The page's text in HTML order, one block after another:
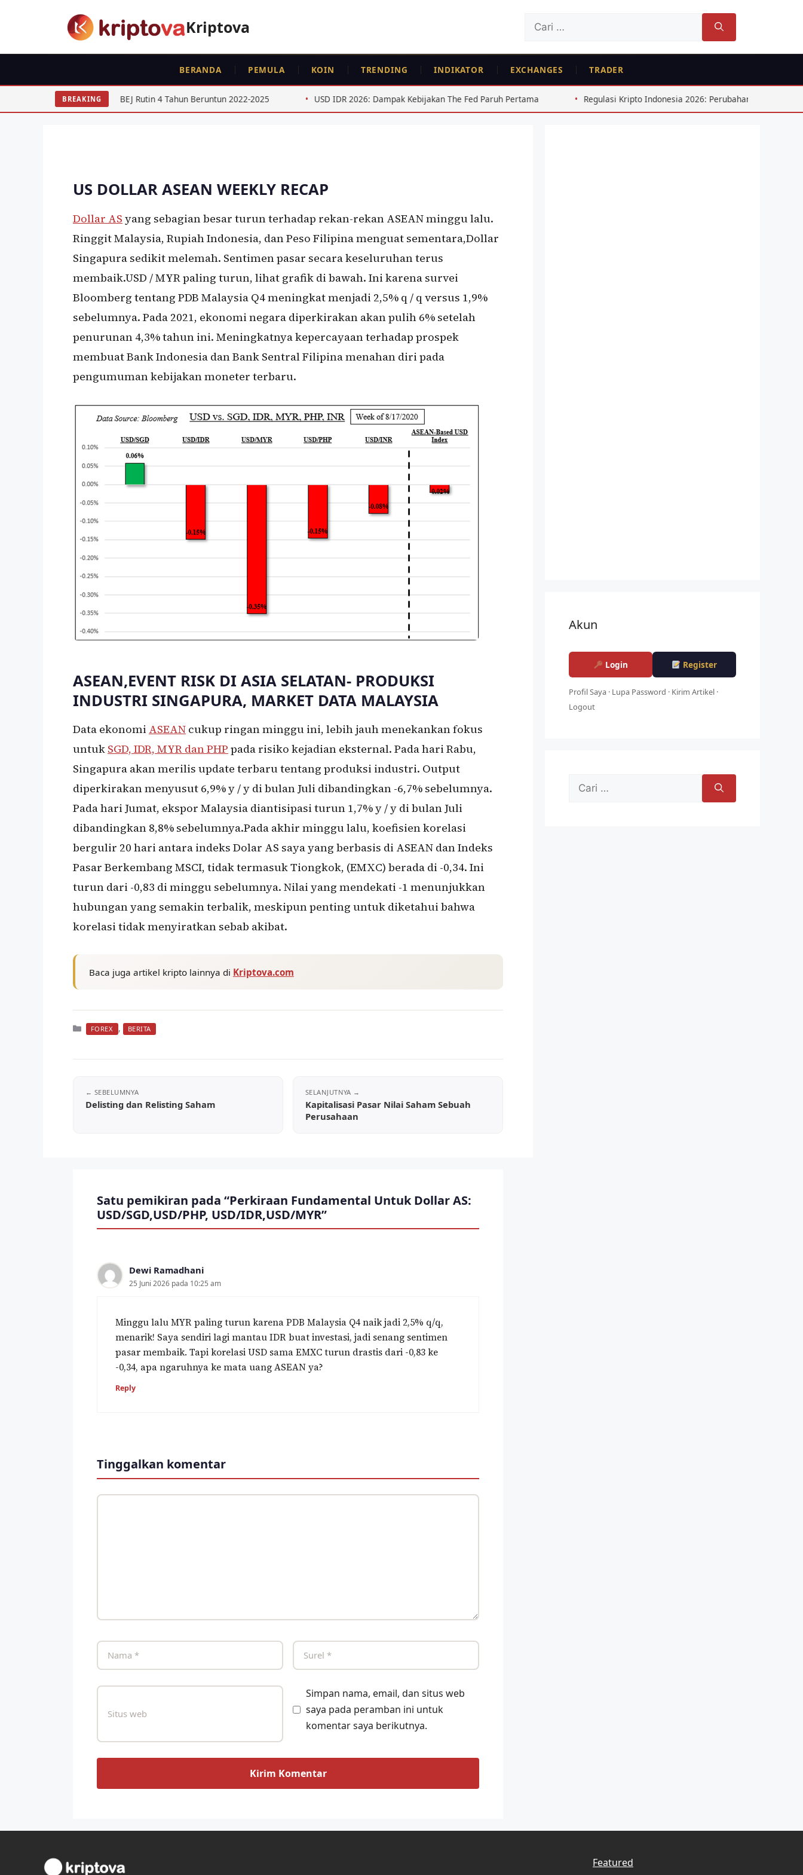
Kriptova
Cari
BERANDA PEMULA KOIN TRENDING INDIKATOR EXCHANGES TRADER
BREAKING
Tinggi BEJ Rutin 4 Tahun Beruntun 2022-2025 USD IDR 2026: Dampak Kebijakan The Fed Paruh Pertama Regulasi Kripto Indonesia 2026: Perubahan Penting untuk Trader
FOREX BERITA
Perkiraan Fundamental Untuk Dollar AS:
USD/SGD,USD/PHP, USD/IDR,USD/MYR
US DOLLAR ASEAN WEEKLY RECAP
Dollar AS yang sebagian besar turun terhadap rekan-rekan ASEAN minggu lalu.
Ringgit Malaysia, Rupiah Indonesia, dan Peso Filipina menguat sementara,Dollar
Singapura sedikit melemah. Sentimen pasar secara keseluruhan terus
membaik.USD / MYR paling turun, lihat grafik di bawah. Ini karena survei
Bloomberg tentang PDB Malaysia Q4 meningkat menjadi 2,5% q / q versus 1,9%
sebelumnya. Pada 2021, ekonomi negara diperkirakan akan pulih 6% setelah
penurunan 4,3% tahun ini. Meningkatnya kepercayaan terhadap prospek
membuat Bank Indonesia dan Bank Sentral Filipina menahan diri pada
pengumuman kebijakan moneter terbaru.
ASEAN,EVENT RISK DI ASIA SELATAN- PRODUKSI
INDUSTRI SINGAPURA, MARKET DATA MALAYSIA
Data ekonomi ASEAN cukup ringan minggu ini, lebih jauh menekankan fokus
untuk SGD, IDR, MYR dan PHP pada risiko kejadian eksternal. Pada hari Rabu,
Singapura akan merilis update terbaru tentang produksi industri. Output
diperkirakan menyusut 6,9% y / y di bulan Juli dibandingkan -6,7% sebelumnya.
Pada hari Jumat, ekspor Malaysia diantisipasi turun 1,7% y / y di bulan Juli
dibandingkan 8,8% sebelumnya.Pada akhir minggu lalu, koefisien korelasi
bergulir 20 hari antara indeks Dolar AS saya yang berbasis di ASEAN dan Indeks
Pasar Berkembang MSCI, tidak termasuk Tiongkok, (EMXC) berada di -0,34. Ini
turun dari -0,83 di minggu sebelumnya. Nilai yang mendekati -1 menunjukkan
hubungan yang semakin terbalik, meskipun penting untuk diketahui bahwa
korelasi tidak menyiratkan sebab akibat.
Baca juga artikel kripto lainnya di Kriptova.com
Kategori
FOREX , BERITA
Delisting dan Relisting Saham
Kapitalisasi Pasar Nilai Saham Sebuah
Perusahaan
Satu pemikiran pada “Perkiraan Fundamental Untuk Dollar AS:
USD/SGD,USD/PHP, USD/IDR,USD/MYR”
Dewi Ramadhani
25 Juni 2026 pada 10:25 am
Minggu lalu MYR paling turun karena PDB Malaysia Q4 naik jadi 2,5% q/q,
menarik! Saya sendiri lagi mantau IDR buat investasi, jadi senang sentimen
pasar membaik. Tapi korelasi USD sama EMXC turun drastis dari -0,83 ke
-0,34, apa ngaruhnya ke mata uang ASEAN ya?
Reply
Tinggalkan komentar
Komentar
Nama
Surel
Situs
Simpan nama, email, dan situs web
saya pada peramban ini untuk
komentar saya berikutnya.
Akun
Login Register
Profil Saya · Lupa Password · Kirim Artikel ·
Logout
Cari
Featured